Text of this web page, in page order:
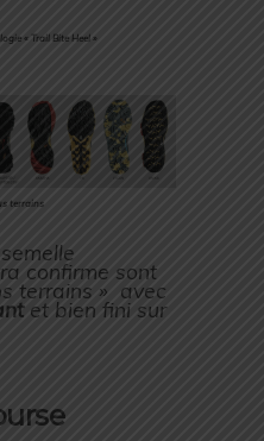
« Trail Bite Heel »
terrains
confirme sont
terrains » avec
et bien fini sur